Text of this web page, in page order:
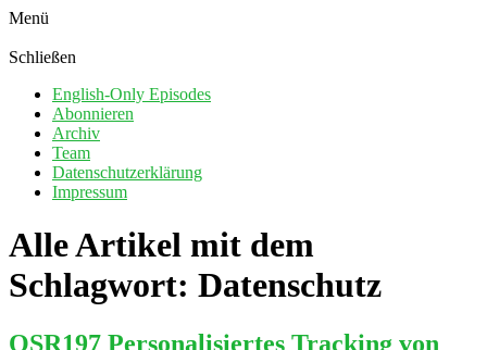
Menü
Schließen
English-Only Episodes
Abonnieren
Archiv
Team
Datenschutzerklärung
Impressum
Alle Artikel mit dem
Schlagwort: Datenschutz
OSR197 Personalisiertes Tracking von